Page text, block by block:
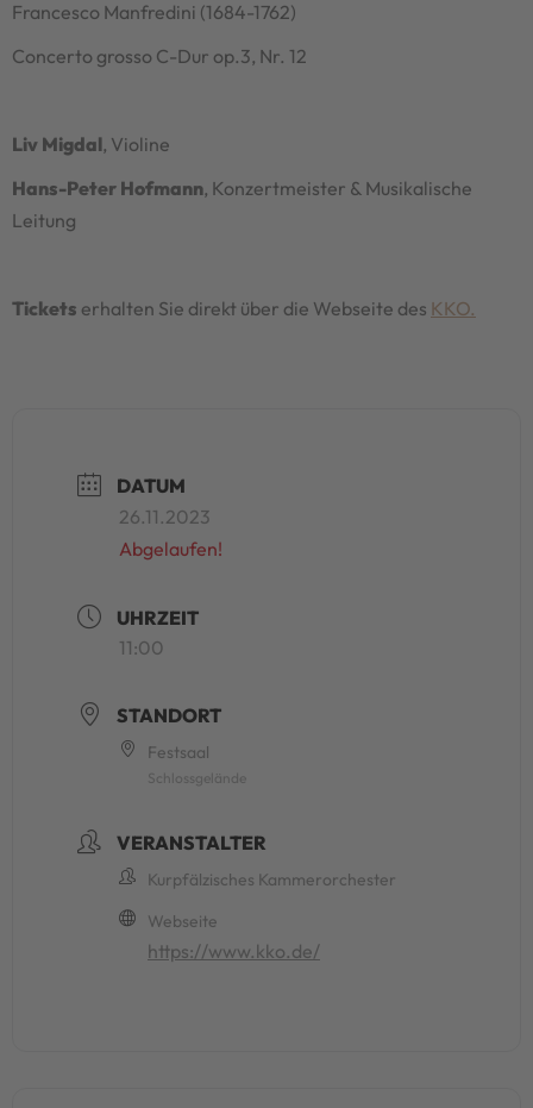
Francesco Manfredini (1684-1762)
Concerto grosso C-Dur op.3, Nr. 12
Liv Migdal, Violine
Hans-Peter Hofmann, Konzertmeister & Musikalische
Leitung
Tickets erhalten Sie direkt über die Webseite des KKO.
DATUM
26.11.2023
Abgelaufen!
UHRZEIT
11:00
STANDORT
Festsaal
Schlossgelände
VERANSTALTER
Kurpfälzisches Kammerorchester
Webseite
https://www.kko.de/